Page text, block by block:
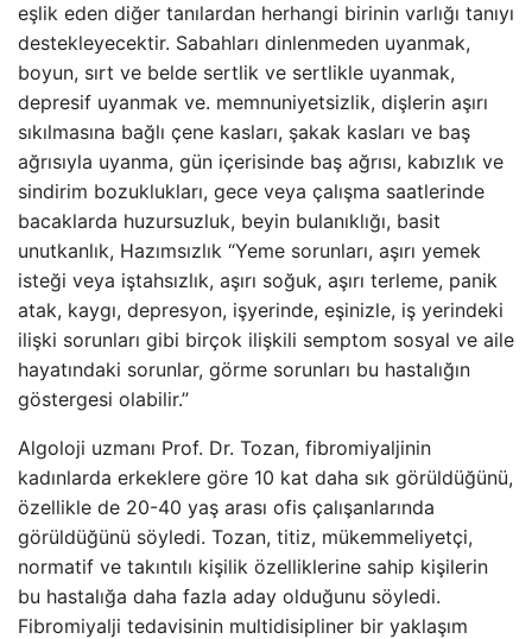
eşlik eden diğer tanılardan herhangi birinin varlığı tanıyı
destekleyecektir. Sabahları dinlenmeden uyanmak,
boyun, sırt ve belde sertlik ve sertlikle uyanmak,
depresif uyanmak ve. memnuniyetsizlik, dişlerin aşırı
sıkılmasına bağlı çene kasları, şakak kasları ve baş
ağrısıyla uyanma, gün içerisinde baş ağrısı, kabızlık ve
sindirim bozuklukları, gece veya çalışma saatlerinde
bacaklarda huzursuzluk, beyin bulanıklığı, basit
unutkanlık, Hazımsızlık “Yeme sorunları, aşırı yemek
isteği veya iştahsızlık, aşırı soğuk, aşırı terleme, panik
atak, kaygı, depresyon, işyerinde, eşinizle, iş yerindeki
ilişki sorunları gibi birçok ilişkili semptom sosyal ve aile
hayatındaki sorunlar, görme sorunları bu hastalığın
göstergesi olabilir.”
Algoloji uzmanı Prof. Dr. Tozan, fibromiyaljinin
kadınlarda erkeklere göre 10 kat daha sık görüldüğünü,
özellikle de 20-40 yaş arası ofis çalışanlarında
görüldüğünü söyledi. Tozan, titiz, mükemmeliyetçi,
normatif ve takıntılı kişilik özelliklerine sahip kişilerin
bu hastalığa daha fazla aday olduğunu söyledi.
Fibromiyalji tedavisinin multidisipliner bir yaklaşım